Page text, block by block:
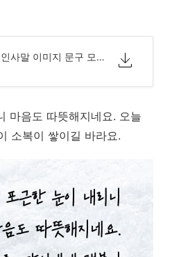
5 눈 오는날 인사말 이미지 문구 모음.png
마음도 따뜻해지네요. 오늘
소복이 쌓이길 바라요.